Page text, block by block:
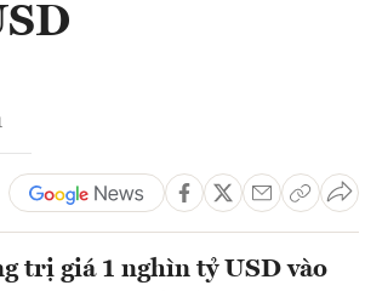
trị giá 1 nghìn tỷ USD vào